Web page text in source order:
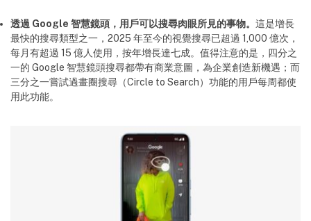
透過 Google 智慧鏡頭，用戶可以搜尋肉眼所見的事物。 這是增長
最快的搜尋類型之一，2025 年至今的視覺搜尋已超過 1,000 億次，
每月有超過 15 億人使用，按年增長達七成。值得注意的是，四分之
一的 Google 智慧鏡頭搜尋都帶有商業意圖，為企業創造新機遇；而
三分之一嘗試過畫圈搜尋（Circle to Search）功能的用戶每周都使
用此功能。